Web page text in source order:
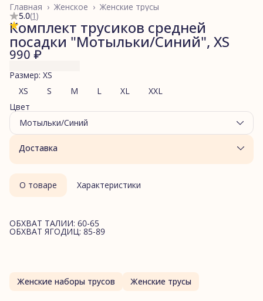
Женские трусы
Женское ›
Главная ›
5.0(1)
Комплект трусиков средней
посадки "Мотыльки/Синий", XS
990 ₽
Размер: XS
XS
S M L XL
XXL
Цвет
Мотыльки/Синий
Доставка
О товаре Характеристики
ОБХВАТ ТАЛИИ: 60-65
ОБХВАТ ЯГОДИЦ: 85-89
Женские наборы трусов Женские трусы